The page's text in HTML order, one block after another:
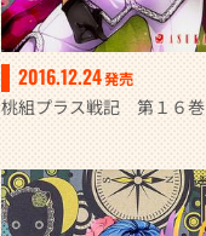
2016.12.24発売
桃組プラス戦記 第１６巻